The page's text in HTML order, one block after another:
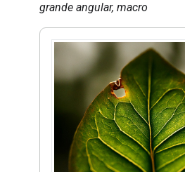
grande angular, macro